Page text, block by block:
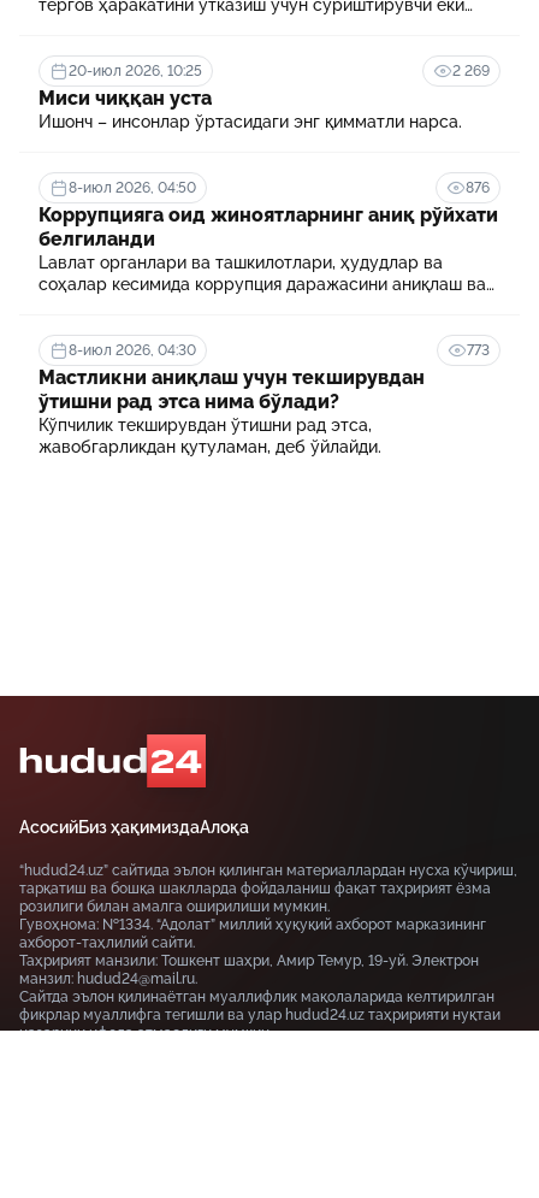
тергов ҳаракатини ўтказиш учун суриштирувчи ёки
20-июл 2026, 10:25 2 269
Миси чиққан уста
Ишонч – инсонлар ўртасидаги энг қимматли нарса.
8-июл 2026, 04:50 876
Коррупцияга оид жиноятларнинг аниқ рўйхати
белгиланди
Lавлат органлари ва ташкилотлари, ҳудудлар ва
соҳалар кесимида коррупция даражасини аниқлаш ва
8-июл 2026, 04:30 773
Мастликни аниқлаш учун текширувдан
ўтишни рад этса нима бўлади?
Кўпчилик текширувдан ўтишни рад этса,
жавобгарликдан қутуламан, деб ўйлайди.
АсосийБиз ҳақимиздаАлоқа
“hudud24.uz” сайтида эълон қилинган материаллардан нусха кўчириш,
тарқатиш ва бошқа шаклларда фойдаланиш фақат таҳририят ёзма
розилиги билан амалга оширилиши мумкин.
Гувоҳнома: №1334. “Адолат” миллий ҳуқуқий ахборот марказининг
ахборот-таҳлилий сайти.
Таҳририят манзили: Тошкент шаҳри, Амир Темур, 19-уй. Электрон
манзил: hudud24@mail.ru.
Сайтда эълон қилинаётган муаллифлик мақолаларида келтирилган
фикрлар муаллифга тегишли ва улар hudud24.uz таҳририяти нуқтаи
назарини ифода этмаслиги мумкин.